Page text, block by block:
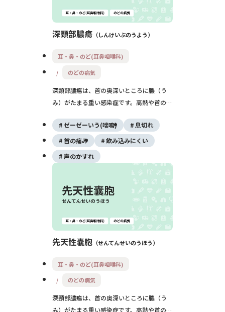
深頸部膿瘍 しんけいぶのうよう
耳・鼻・のど(耳鼻咽喉科)
のどの病気
深頸部膿瘍は、首の奥深いところに膿（う
み）がたまる重い感染症です。高熱や首の腫
しさなどがみられ、放置すると窒息や敗血症
など命に関わることもあるため、早期の受診
と入院治療がとても大切です。
ゼーゼーいう(喘鳴)
息切れ
首の痛み
飲み込みにくい
声のかすれ
先天性囊胞 せんてんせいのうほう
耳・鼻・のど(耳鼻咽喉科)
のどの病気
深頸部膿瘍は、首の奥深いところに膿（う
み）がたまる重い感染症です。高熱や首の腫